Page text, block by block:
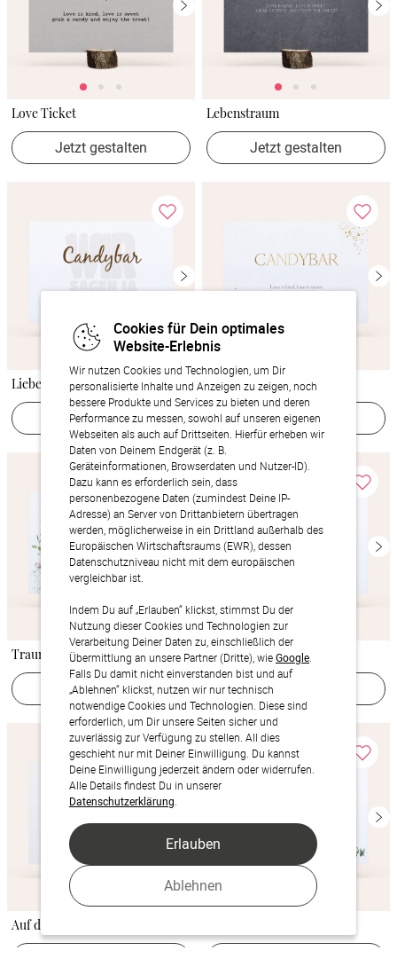
Cookies für Dein optimales
Website-Erlebnis
Wir nutzen Cookies und Technologien, um Dir
personalisierte Inhalte und Anzeigen zu zeigen, noch
bessere Produkte und Services zu bieten und deren
Performance zu messen, sowohl auf unseren eigenen
Webseiten als auch auf Drittseiten. Hierfür erheben wir
Daten von Deinem Endgerät (z. B.
Geräteinformationen, Browserdaten und Nutzer-ID).
Dazu kann es erforderlich sein, dass
personenbezogene Daten (zumindest Deine IP-
Adresse) an Server von Drittanbietern übertragen
werden, möglicherweise in ein Drittland außerhalb des
Europäischen Wirtschaftsraums (EWR), dessen
Datenschutzniveau nicht mit dem europäischen
vergleichbar ist.
Indem Du auf „Erlauben“ klickst, stimmst Du der
Nutzung dieser Cookies und Technologien zur
Verarbeitung Deiner Daten zu, einschließlich der
Übermittlung an unsere Partner (Dritte), wieGoogle
Falls Du damit nicht einverstanden bist und auf
„Ablehnen“ klickst, nutzen wir nur technisch
notwendige Cookies und Technologien. Diese sind
erforderlich, um Dir unsere Seiten sicher und
zuverlässig zur Verfügung zu stellen. All dies
geschieht nur mit Deiner Einwilligung. Du kannst
Deine Einwilligung jederzeit ändern oder widerrufen.
Alle Details findest Du in unserer
Datenschutzerklärung
Ablehnen
Erlauben
Love Ticket
Jetzt gestalten
Lebenstraum
Jetzt gestalten
Liebe durch und durch
Jetzt gestalten
Flitterregen
Jetzt gestalten
Traumhafte Aussichten
Jetzt gestalten
Hochzeitsgeschichten
Jetzt gestalten
Auf dem Land